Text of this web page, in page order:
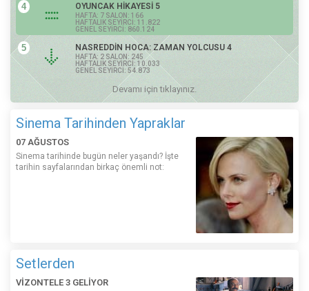
4 OYUNCAK HİKAYESİ 5
HAFTA: 7 SALON: 166
HAFTALIK SEYİRCİ: 11.822
GENEL SEYİRCİ: 860.124
5 NASREDDİN HOCA: ZAMAN YOLCUSU 4
HAFTA: 2 SALON: 245
HAFTALIK SEYİRCİ: 10.033
GENEL SEYİRCİ: 54.873
Devamı için tıklayınız.
Sinema Tarihinden Yapraklar
07 AĞUSTOS
Sinema tarihinde bugün neler yaşandı? İşte
tarihin sayfalarından birkaç önemli not:
Setlerden
VİZONTELE 3 GELİYOR